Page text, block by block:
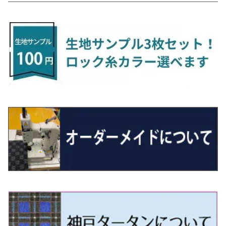
H27/1～R5/6 30系
R5/6～ 40系
H24/4～29/10 20系
ヴィッツ
H22/12～R2/3 130系
ヴォクシー
H26/1～R4/1 80系
R4/1～ 90系
エスクァイア
H26/10～R3/12 80系
エスティマ
H18/1～H24/5（前期）
H24/5～R1/10（後期）
エスティマ・ハイブリッド
H18/6～H24/5（前期）
オーリス
R3/11～ 20系
H26/10～
ＲＸ
H27/10～R4/7 20系5人乗
H29/12～R4/7 20系7人乗
R4/11～ 10系
ＵＸ
H30/11～
R2/6~R8/6 15系(e-POWER)
R8/6～ 16系
H11/6～H16/10 Y34
サクラ
R4/5～ B6AW
シーマ
H13/1～R4/8 F50・Y51
シルビア
H3/1～H11/1 S13・S14
H11/1～H14/11 S15
シルフィ
H24/12～R3/10 TB17
ジューク
H22/6～R2/6 F15
スカイライン
H23/5～ LA100系
ソルテラ
R4/5~ XEAM10X・YEAM15X
ディアスワゴン
H21/9～R2/4 S300系
トレジア
H22/11～H28/3 120系
フォレスター
H14/2～ SG/SH/SJ/SK系
プレオ
H22/4～H30/3 L275/285
プレオプラス
H24/11～R1/8 GJ系
キャロル
H27/1～ HB36/37/97S
キャロルエコ
H24/11～H27/1 HB35S
スクラム
H17/9～ DG64/DG17
スクラムトラック
H25/9～ DG16T
デミオ
H19/7～R1/7 DE/DJ系
ビアンテ
R1/7～ LA650/660
H28/11～ M900系
ハイゼット・キャディー
H28/6～R3/9 LA700V
ハイゼット・カーゴ
H16/12～ S300/S700系
ハイゼット・トラック
H11/1～ S200/S500系
ブーン
H28/4～R5/12 M700系
ミラ
H18/12～ L275/285
ミラ・イース
H13/9～ DA系
クロスビー(XBEE)
H29/12～R7/10 MN71S
ジムニー
H3/6～ JA/JB系
ジムニーノマド
R7/4～ JC74W
ジムニーワイド/ジムニーシエラ
H10/1～H14/1 JB33/43W
H14/1～ JB43/74W
スイフト/スイフトスポーツ
H22/9～ スイフト
スペーシア/スペーシアカスタム/スペーシアギア
H24/10～R2/12 GF系
アウトランダーＰＨＥＶ
H25/1～ GG/GN系 5人乗
エクリプスクロス/エクリプスクロスPHEV
H30/3～ GK/GL系
タウンボックス
H26/2～ DS17/64W
ディグニティ
H24/7～H29/1 BHGY51
デリカＤ：２
H23/3～ MB系
デリカＤ：３
H24/11～R2/3 JG1・JG2
R2/11～ JG3・JG4
N-ONE e:
R7/9~ JG5
N-VAN
H30/7～ JJ1・JJ2
N-VAN e:
R6/10~ JJ3
N‐WGN/N‐WGNカスタム
H25/11～ JH1・JH2・JH3・JH4
S660
H27/4～R3/12 JW5
WR-V
H16/4～28/1 １T系 トゥラン
R2/7～ A1D系
ティグアン
H20/9～H29/1 5NC系
トゥアレグ
H15/9～H30/4 7L/7P系
パサート
H23/5～H27/7 3CCAX
H27/7～ 3CC/3CD系
ザ・ビートル
H24/4～R3/4 16C系
ポロ
H21/10～H30/3 6RC系
H27/6～R1/8
ＣＬＳクラス
H30/6～
Ｅクラス
H28/7～
ＧＬＡクラス
H26/5～R2/6
ＧＬＥクラス
R1/6～
Ｓクラス
H25/10～R3/10
Ｖクラス
ラグマットミニ（S）